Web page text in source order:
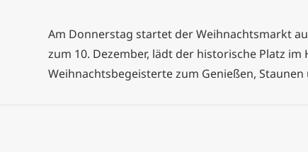
Am Donnerstag startet der Weihnachtsmarkt
zum 10. Dezember, lädt der historische Platz
Weihnachtsbegeisterte zum Genießen, Staunen